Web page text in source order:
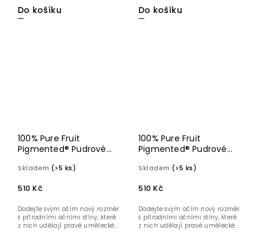
Do košíku Do košíku
100% Pure Fruit
Pigmented® Pudrové
Skladem (>5 ks)
510 Kč
Dodejte svým očím nový rozměr
s přírodními očními stíny, které
z nich udělají pravé umělecké...
100% Pure Fruit
Pigmented® Pudrové
Skladem (>5 ks)
510 Kč
Dodejte svým očím nový rozměr
s přírodními očními stíny, které
z nich udělají pravé umělecké...